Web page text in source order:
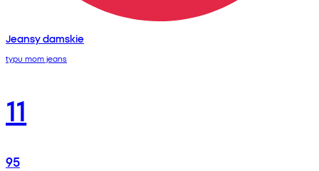
Jeansy damskie
typu mom jeans
11
95